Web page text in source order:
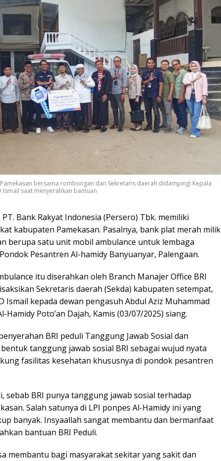
bersama rombongan dan Sekretaris daerah didampingi Kepala
Ismail saat menyerahkan bantuan
PT. Bank Rakyat Indonesia (Persero) Tbk. memiliki
kabupaten Pamekasan. Pasalnya, bank plat merah milik
berupa satu unit mobil ambulance untuk lembaga
Pesantren Al-hamidy Banyuanyar, Palengaan.
itu diserahkan oleh Branch Manajer Office BRI
Sekretaris daerah (Sekda) kabupaten setempat,
Ismail kepada dewan pengasuh Abdul Aziz Muhammad
Hamidy Poto’an Dajah, Kamis (03/07/2025) siang.
BRI peduli Tanggung Jawab Sosial dan
tanggung jawab sosial BRI sebagai wujud nyata
fasilitas kesehatan khususnya di pondok pesantren
sebab BRI punya tanggung jawab sosial terhadap
Salah satunya di LPI ponpes Al-Hamidy ini yang
banyak. Insyaallah sangat membantu dan bermanfaat
bantuan BRI Peduli.
membantu bagi masyarakat sekitar yang sakit dan